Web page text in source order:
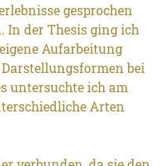
gesprochen
In der Thesis ging ich
Aufarbeitung
bei
untersuchte ich am
Arten